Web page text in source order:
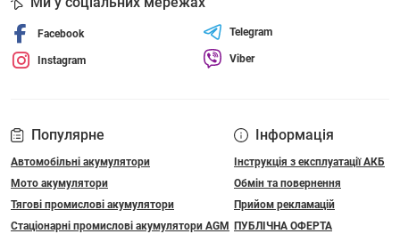
Популярне
Автомобільні акумулятори
Мото акумулятори
Тягові промислові акумулятори
Стаціонарні промислові акумулятори АGM
Інформація
Інструкція з експлуатації АКБ
Обмін та повернення
Прийом рекламацій
ПУБЛІЧНА ОФЕРТА
Facebook
Instagram
Telegram
Viber